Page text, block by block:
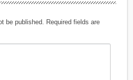
be published.
Required fields are